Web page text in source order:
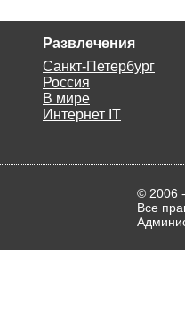
Развлечения
Санкт-Петербург
Россия
В мире
Интернет IT
© 2006
Все